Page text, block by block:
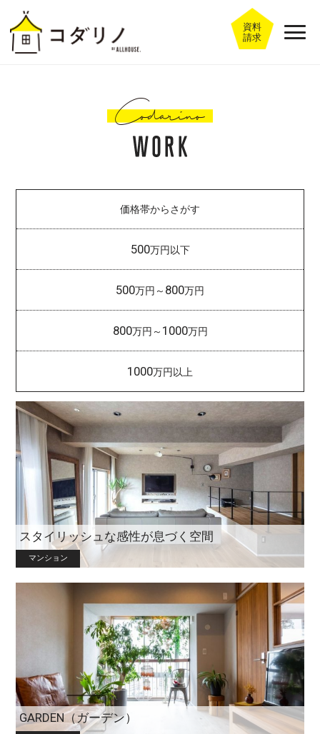
資料
請求
価格帯からさがす
500万円以下
500万円～ 800万円
800万円～ 1000万円
1000万円以上
スタイリッシュな感性が息づく空間
マンション
GARDEN（ガーデン）